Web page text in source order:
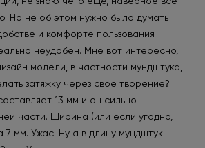
Но не об этом нужно было думать
и комфорте пользования
неудобен. Мне вот интересно,
модели, в частности мундштука,
затяжку через свое творение?
13 мм и он сильно
части. Ширина (или если угодно,
7 мм. Ужас. Ну а в длину мундштук